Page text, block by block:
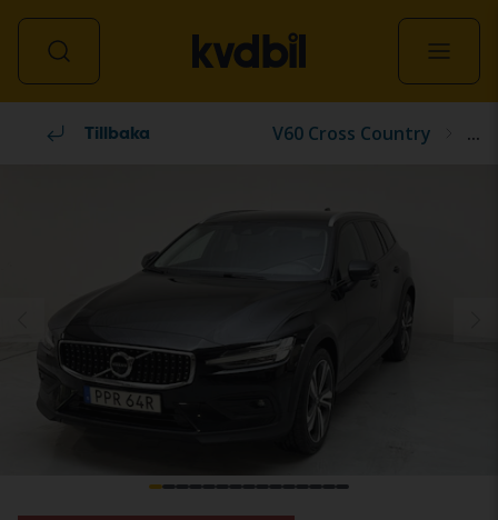
Alla fordon
Tillbaka V60 Cross Country ...